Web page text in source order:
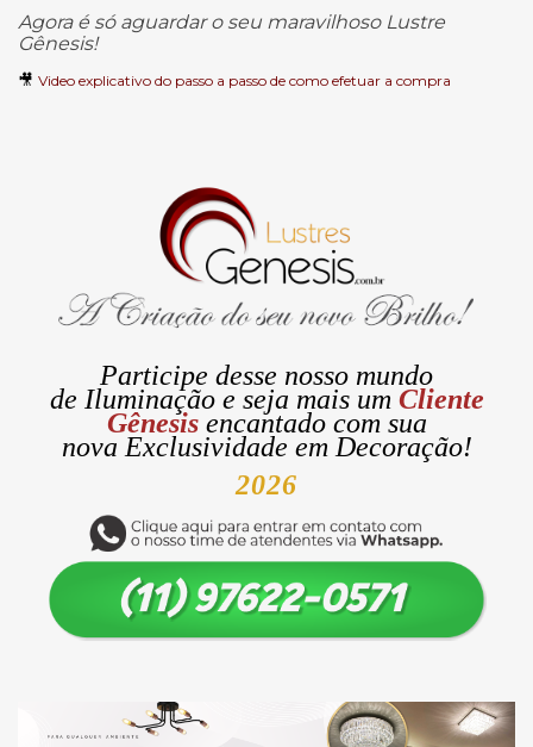
Agora é só aguardar o seu maravilhoso Lustre
Gênesis!
🎥 Video explicativo do passo a passo de como efetuar a compra
Participe desse nosso mundo
de Iluminaçãoe seja mais um Cliente
Gênesis encantado com sua
novaExclusividade em Decoração!
2026